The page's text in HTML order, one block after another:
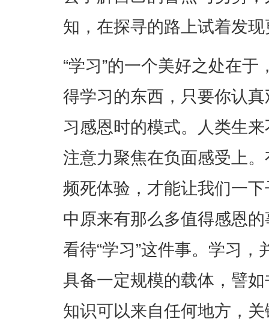
知，在探寻的路上试着发
“学习”的一个美好之处在
得学习的东西，只要你认
习感恩时的模式。人类生
注意力聚焦在负面感受上
频死体验，才能让我们一
中原来有那么多值得感恩
看待“学习”这件事。学习
具备一定规模的载体，譬
知识可以来自任何地方，